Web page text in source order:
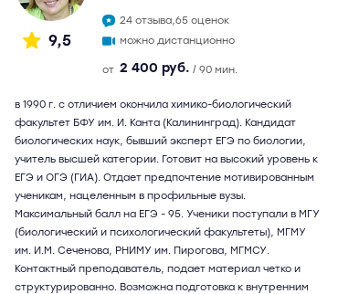
9,5
24 отзыва,65 оценок
можно дистанционно
от 2 400 руб. / 90 мин.
в 1990 г. с отличием окончила химико-биологический
факультет БФУ им. И. Канта (Калининград). Кандидат
биологических наук, бывший эксперт ЕГЭ по биологии,
учитель высшей категории. Готовит на высокий уровень к
ЕГЭ и ОГЭ (ГИА). Отдает предпочтение мотивированным
ученикам, нацеленным в профильные вузы.
Максимальный балл на ЕГЭ - 95. Ученики поступали в МГУ
(биологический и психологический факультеты), МГМУ
им. И.М. Сеченова, РНИМУ им. Пирогова, МГМСУ.
Контактный преподаватель, подает материал четко и
структурированно. Возможна подготовка к внутренним